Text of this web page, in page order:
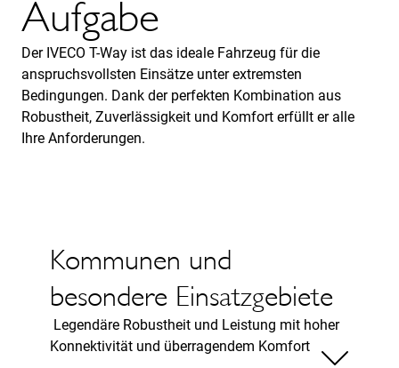
Aufgabe
Der IVECO T-Way ist das ideale Fahrzeug für die
anspruchsvollsten Einsätze unter extremsten
Bedingungen. Dank der perfekten Kombination aus
Robustheit, Zuverlässigkeit und Komfort erfüllt er alle
Ihre Anforderungen.
Kommunen und
besondere Einsatzgebiete
Legendäre Robustheit und Leistung mit hoher
Konnektivität und überragendem Komfort
Weniger anzeigen